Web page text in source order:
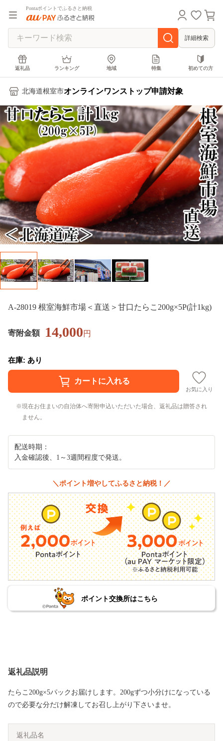
Pontaポイントでふるさと納税
詳細検索
返礼品 ランキング 地域 特集 初めての方
北海道根室市オンラインワンストップ申請対象
A-28019 根室海鮮市場＜直送＞甘口たらこ200g×5P(計1kg)
寄附金額 14,000円
在庫: あり
お気に入り
現在お住まいの自治体へ寄附申込いただいた場合、返礼品は贈答され
ません。
配送時期：
入金確認後、1～3週間程度で発送。
＼ポイント増やしてふるさと納税！／
ポイント交換所はこちら
返礼品説明
たらこ200g×5パックお届けします。200gずつ小分けになっている
ので必要な分だけ解凍してお召し上がり下さいませ。
返礼品名